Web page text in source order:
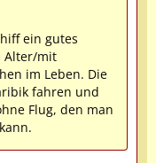
ein gutes
Alter/mit
im Leben. Die
fahren und
Flug, den man